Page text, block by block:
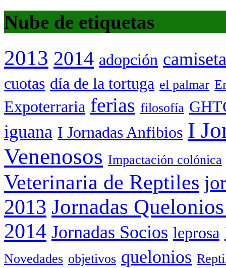
Nube de etiquetas
2013 2014 adopción
cuotas día de la tortuga el palmar
Expoterraria ferias filosofía
iguana I Jornadas Anfibios I
Venenosos Impactación colónica
Veterinaria de Reptiles
2013 Jornadas
2014 Jornadas Socios leprosa
Novedades objetivos quelonios